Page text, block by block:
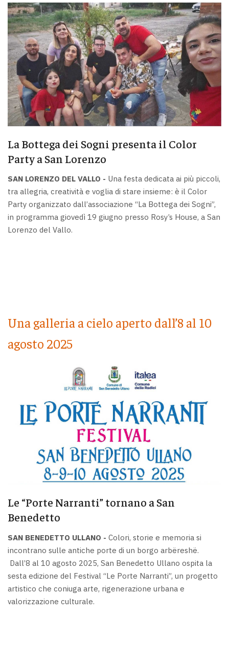
La Bottega dei Sogni presenta il Color
Party a San Lorenzo
SAN LORENZO DEL VALLO - Una festa dedicata ai più piccoli,
tra allegria, creatività e voglia di stare insieme: è il Color
Party organizzato dall’associazione “La Bottega dei Sogni”,
in programma giovedì 19 giugno presso Rosy’s House, a San
Lorenzo del Vallo.
Una galleria a cielo aperto dall’8 al 10
agosto 2025
Le “Porte Narranti” tornano a San
Benedetto
SAN BENEDETTO ULLANO - Colori, storie e memoria si
incontrano sulle antiche porte di un borgo arbëreshë.
Dall’8 al 10 agosto 2025, San Benedetto Ullano ospita la
sesta edizione del Festival “Le Porte Narranti”, un progetto
artistico che coniuga arte, rigenerazione urbana e
valorizzazione culturale.